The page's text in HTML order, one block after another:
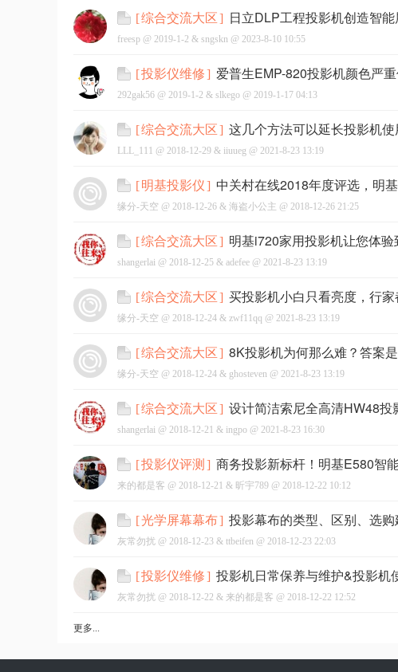
[综合交流大区] 日立DLP工程投影机创造智
freesp @ 2019-1-2 & sngskn @ 2023-8-10 10:55
[投影仪维修] 爱普生EMP-820投影机颜色严
292gak56 @ 2019-1-2 & slkego @ 2019-1-17 04:13
[综合交流大区] 这几个方法可以延长投影机使
LLL_111 @ 2018-12-29 & iiuueg @ 2021-8-23 13:19
[明基投影仪] 中关村在线2018年度评选，明
缘分-天空 @ 2018-12-26 & 海盗小公主 @ 2018-12-26 21:25
[综合交流大区] 明基i720家用投影机让您体
shangerlai @ 2018-12-25 & adefee @ 2021-8-23 13:19
[综合交流大区] 买投影机小白只看亮度，行
缘分-天空 @ 2018-12-24 & zwf11qq @ 2021-8-23 13:19
[综合交流大区] 8K投影机为何那么难？答案是
缘分-天空 @ 2018-12-24 & ghosteven @ 2021-8-23 13:19
[综合交流大区] 设计简洁索尼全高清HW48投
shangerlai @ 2018-12-21 & ingpo @ 2021-8-23 16:30
[投影仪评测 ] 商务投影新标杆！明基E580智
来的都是客 @ 2018-12-21 & 昕宇789 @ 2018-12-22 10:12
[光学屏幕幕布] 投影幕布的类型、区别、选购
灰常勿扰 @ 2018-12-23 & ttbeifen @ 2018-12-23 22:03
[投影仪维修] 投影机日常保养与维护&投影机
灰常勿扰 @ 2018-12-22 & 来的都是客 @ 2018-12-22 12:52
更多...